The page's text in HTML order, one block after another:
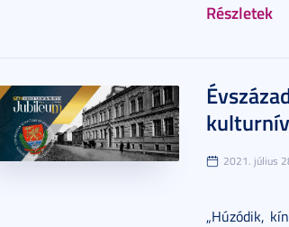
Részletek
2021. július
„Húzódik,